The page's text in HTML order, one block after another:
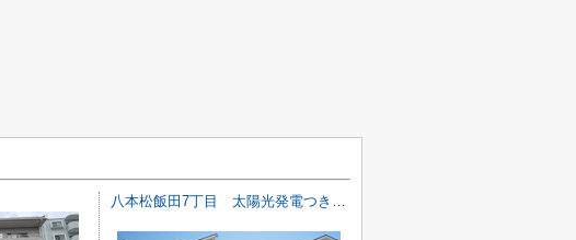
八本松飯田7丁目 太陽光発電つき４ＬＤＫ＋Ｓ、ウッドデッキ、サンルーム